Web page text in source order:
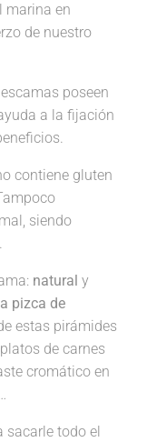
marina en
de nuestro
poseen
a la fijación
contiene gluten
siendo
.
natural y
pizca de
estas pirámides
de carnes
cromático en
sacarle todo el